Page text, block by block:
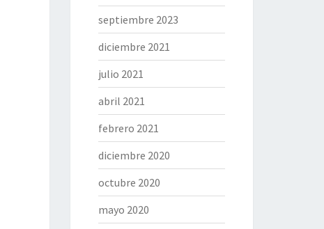
septiembre 2023
diciembre 2021
julio 2021
abril 2021
febrero 2021
diciembre 2020
octubre 2020
mayo 2020